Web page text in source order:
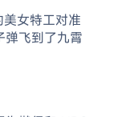
女特工对准
弹飞到了九霄